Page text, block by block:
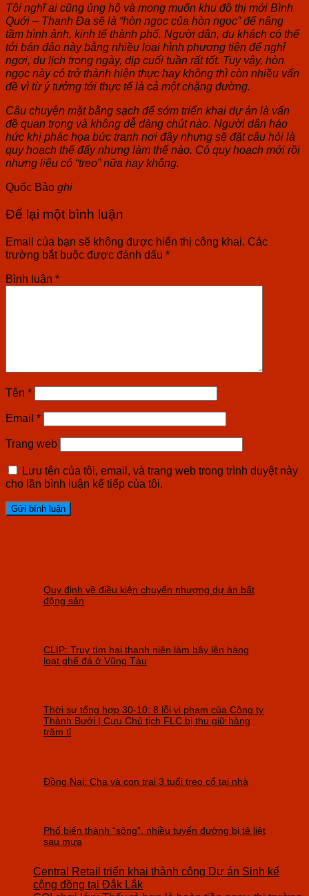
Tôi nghĩ ai cũng ủng hộ và mong muốn khu đô thị mới Bình
Quới – Thanh Đa sẽ là “hòn ngọc của hòn ngọc” để nâng
tầm hình ảnh, kinh tế thành phố. Người dân, du khách có thể
tới bán đảo này bằng nhiều loại hình phương tiện để nghỉ
ngơi, du lịch trong ngày, dịp cuối tuần rất tốt. Tuy vậy, hòn
ngọc này có trở thành hiện thực hay không thì còn nhiều vấn
đề vì từ ý tưởng tới thực tế là cả một chặng đường.
Câu chuyện mặt bằng sạch để sớm triển khai dự án là vấn
đề quan trọng và không dễ dàng chút nào. Người dân háo
hức khi phác họa bức tranh nơi đây nhưng sẽ đặt câu hỏi là
quy hoạch thế đấy nhưng làm thế nào. Có quy hoạch mới rồi
nhưng liệu có “treo” nữa hay không.
Quốc Bảo ghi
Để lại một bình luận
Email của bạn sẽ không được hiển thị công khai. Các
trường bắt buộc được đánh dấu *
Bình luận *
Tên *
Email *
Trang web
Lưu tên của tôi, email, và trang web trong trình duyệt này
cho lần bình luận kế tiếp của tôi.
Quy định về điều kiện chuyển nhượng dự án bất
động sản
CLIP: Truy tìm hai thanh niên làm bậy lên hàng
loạt ghế đá ở Vũng Tàu
Thời sự tổng hợp 30-10: 8 lỗi vi phạm của Công ty
Thành Bưởi | Cựu Chủ tịch FLC bị thu giữ hàng
trăm tỉ
Đồng Nai: Cha và con trai 3 tuổi treo cổ tại nhà
Phố biến thành “sông”, nhiều tuyến đường bị tê liệt
sau mưa
Central Retail triển khai thành công Dự án Sinh kế
cộng đồng tại Đắk Lắk